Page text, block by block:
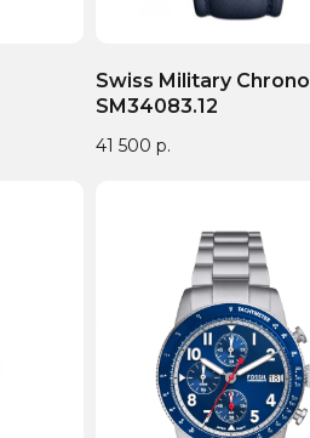
Swiss Military Chrono
SM34083.12
41 500 р.